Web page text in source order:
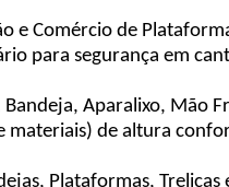
e Comércio de
para segurança em
Aparalixo, Mão
materiais) de altura
Plataformas,